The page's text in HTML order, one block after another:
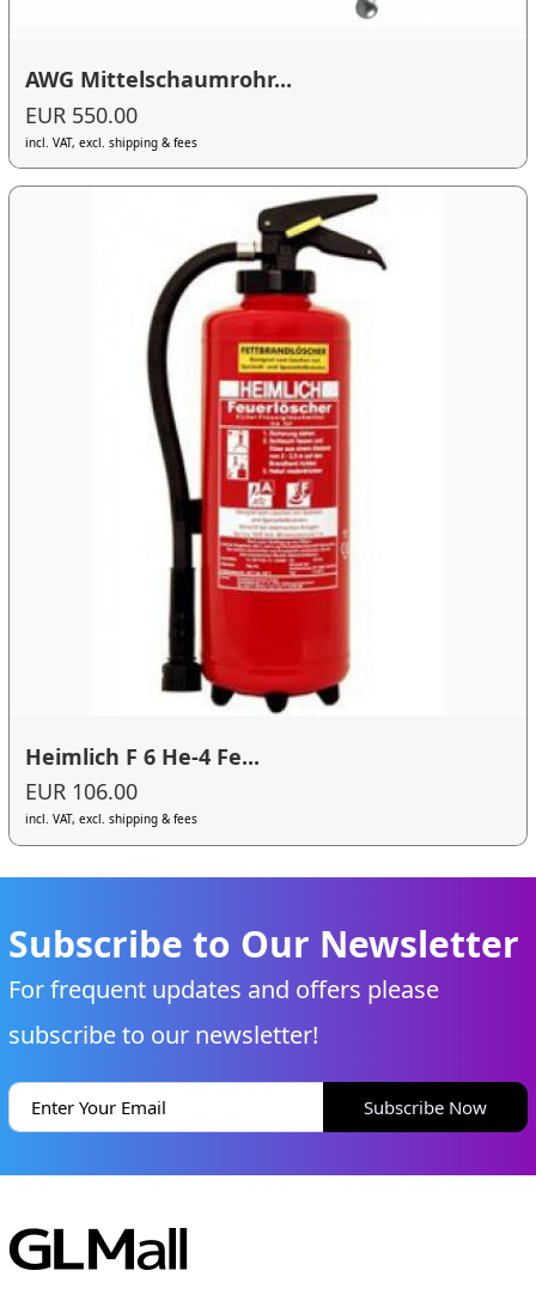
AWG Mittelschaumrohr...
EUR 550.00
incl. VAT, excl. shipping & fees
Heimlich F 6 He-4 Fe...
EUR 106.00
incl. VAT, excl. shipping & fees
Subscribe to Our Newsletter
For frequent updates and offers please
subscribe to our newsletter!
Subscribe Now